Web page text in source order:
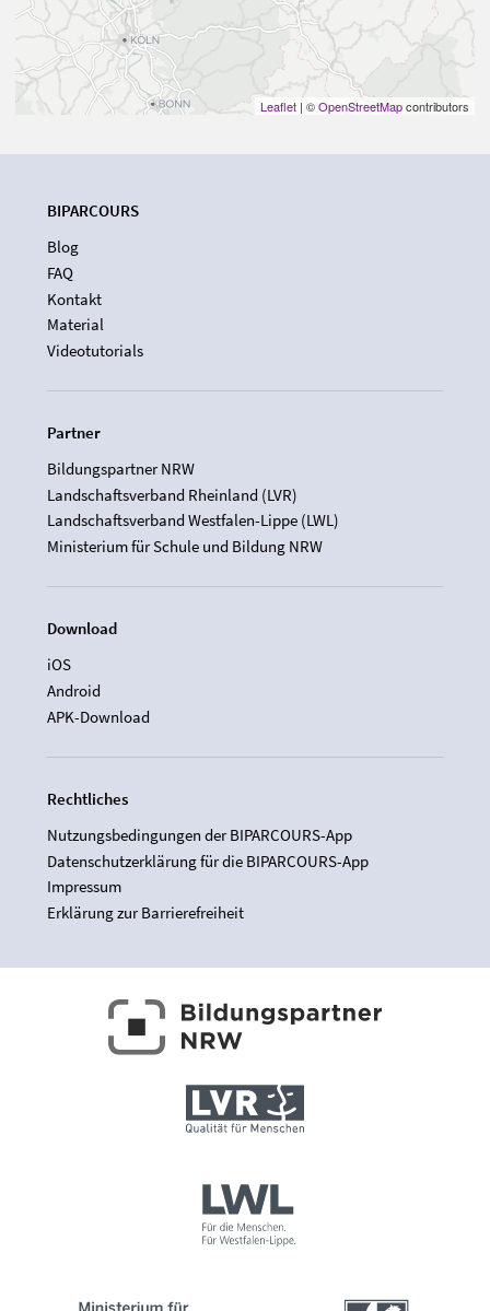
Leaflet | ©OpenStreetMapcontributors
BIPARCOURS
Blog
FAQ
Kontakt
Material
Videotutorials
Partner
Bildungspartner NRW
Landschaftsverband Rheinland (LVR)
Landschaftsverband Westfalen-Lippe (LWL)
Ministerium für Schule und Bildung NRW
Download
iOS
Android
APK-Download
Rechtliches
Nutzungsbedingungen der BIPARCOURS-App
Datenschutzerklärung für die BIPARCOURS-App
Impressum
Erklärung zur Barrierefreiheit